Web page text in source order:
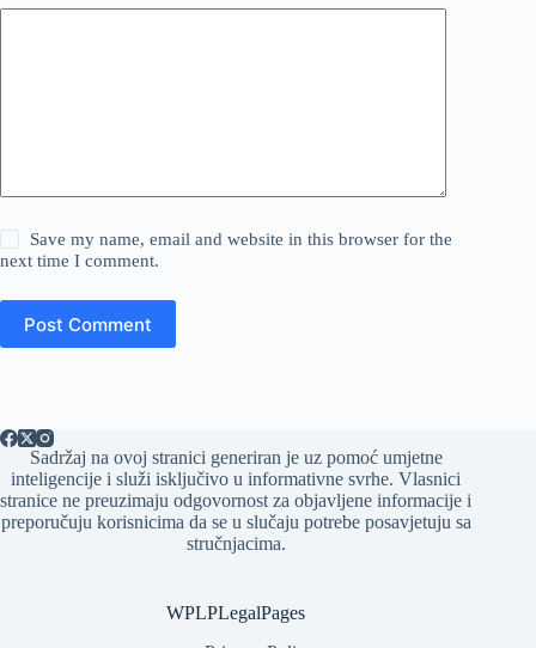
Save my name, email and website in this browser for the
next time I comment.
Post Comment
Sadržaj na ovoj stranici generiran je uz pomoć umjetne
inteligencije i služi isključivo u informativne svrhe. Vlasnici
stranice ne preuzimaju odgovornost za objavljene informacije i
preporučuju korisnicima da se u slučaju potrebe posavjetuju sa
stručnjacima.
WPLPLegalPages